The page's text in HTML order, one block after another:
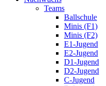
Teams
Ballschule
Minis (F1)
Minis (F2)
E1-Jugend
E2-Jugend
D1-Jugend
D2-Jugend
C-Jugend